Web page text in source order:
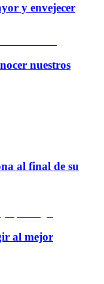
y envejecer
nuestros
al final de su
al mejor